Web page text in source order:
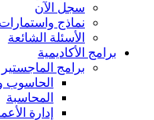
سجل الآن
نماذج واستمارات
الأسئلة الشائعة
برامج الأكاديمية
برامج الماجستير
الحاسوب
المحاسبة
إدارة